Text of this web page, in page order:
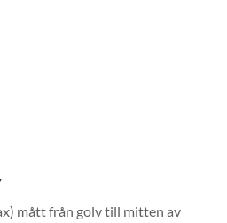
mått från golv till mitten av